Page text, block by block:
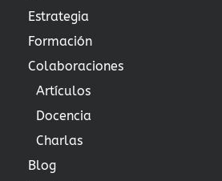
Estrategia
Formación
Colaboraciones
Artículos
Docencia
Charlas
Blog